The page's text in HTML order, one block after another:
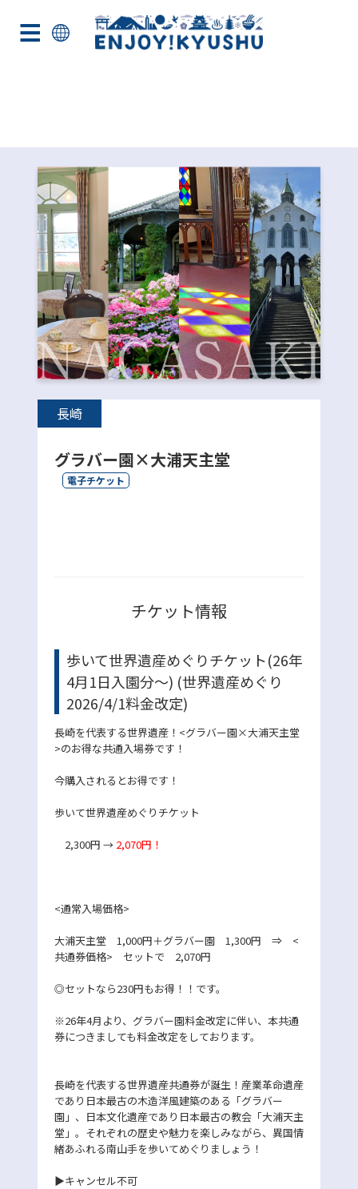
長崎
グラバー園×大浦天主堂
電子チケット
チケット情報
歩いて世界遺産めぐりチケット(26年
4月1日入園分～) (世界遺産めぐり
2026/4/1料金改定)
長崎を代表する世界遺産！<グラバー園×大浦天主堂
>のお得な共通入場券です！
今購入されるとお得です！
歩いて世界遺産めぐりチケット
2,300円 → 2,070円！
<通常入場価格>
大浦天主堂 1,000円＋グラバー園 1,300円 ⇒ <
共通券価格> セットで 2,070円
◎セットなら230円もお得！！です。
※26年4月より、グラバー園料金改定に伴い、本共通
長崎を代表する世界遺産共通券が誕生！産業革命遺産
であり日本最古の木造洋風建築のある「グラバー
園」、日本文化遺産であり日本最古の教会「大浦天主
堂」。それぞれの歴史や魅力を楽しみながら、異国情
緒あふれる南山手を歩いてめぐりましょう！
▶キャンセル不可